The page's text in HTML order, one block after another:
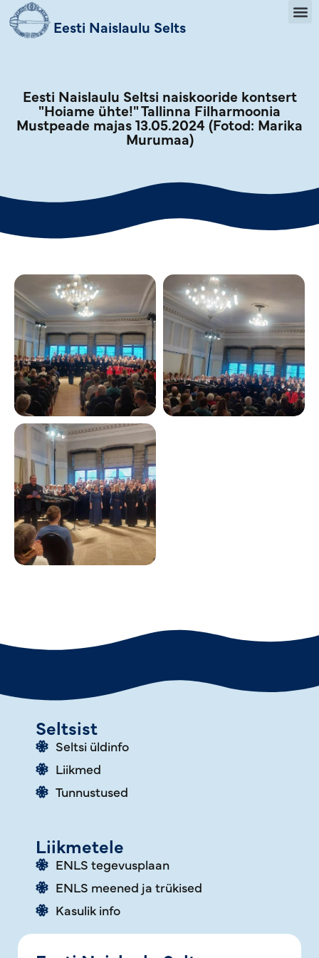
Eesti Naislaulu Selts
Eesti Naislaulu Seltsi naiskooride kontsert
"Hoiame ühte!" Tallinna Filharmoonia
Mustpeade majas 13.05.2024 (Fotod: Marika
Murumaa)
Seltsist
Seltsi üldinfo
Liikmed
Tunnustused
Liikmetele
ENLS tegevusplaan
ENLS meened ja trükised
Kasulik info